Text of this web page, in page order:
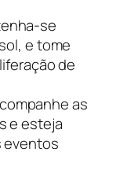
se
e tome
de
as
e esteja
eventos